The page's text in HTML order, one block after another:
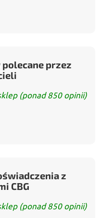
polecane przez
(ponad 850 opinii)
z
CBG
(ponad 850 opinii)